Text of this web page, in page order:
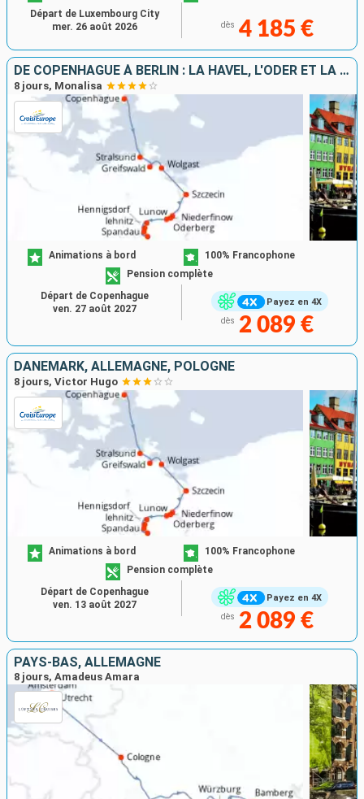
dès 4 185 €
Départ de Luxembourg City
mer. 26 août 2026
DE COPENHAGUE À BERLIN : LA HAVEL, L'ODER ET LA MER BALTIQUE
8 jours, Monalisa
Payez en 4X
Animations à bord
100% Francophone
Pension complète
dès 2 089 €
Départ de Copenhague
ven. 27 août 2027
DANEMARK, ALLEMAGNE, POLOGNE
8 jours, Victor Hugo
Payez en 4X
Animations à bord
100% Francophone
Pension complète
dès 2 089 €
Départ de Copenhague
ven. 13 août 2027
PAYS-BAS, ALLEMAGNE
8 jours, Amadeus Amara